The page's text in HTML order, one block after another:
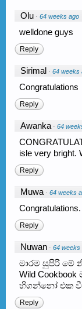
Olu · 64 weeks ago
welldone guys
Reply
Sirimal · 64 weeks
Congratulations
Reply
Awanka · 64
isle very bright.
Reply
Muwa · 64 weeks
Congratulations.
Reply
Nuwan · 64 weeks
මාරම සුපිරි මේ
Wild
හිගන්නෝ එක
Reply